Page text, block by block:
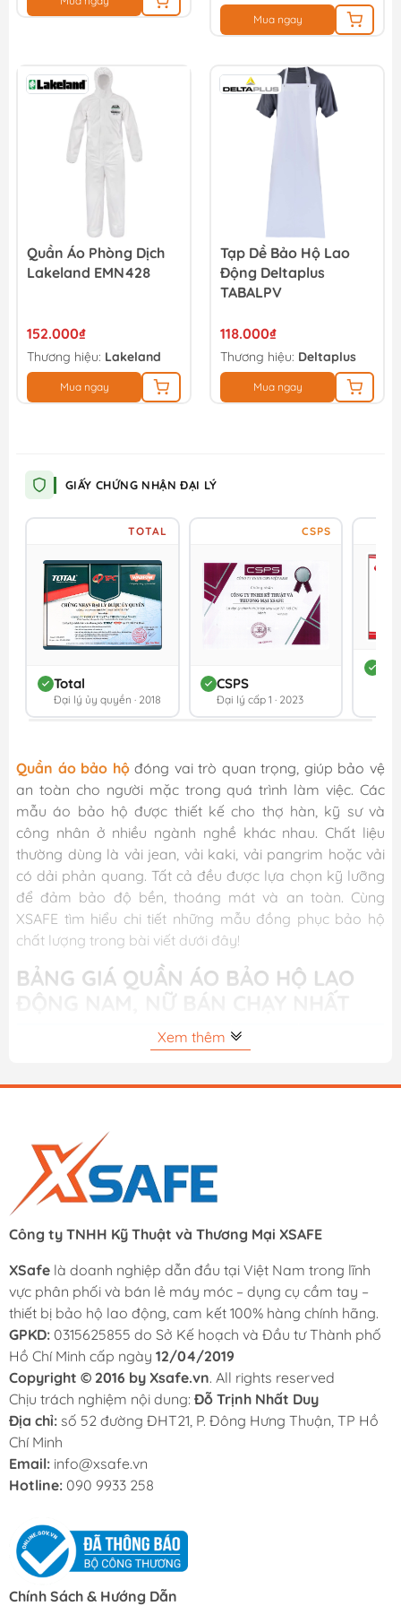
Mua ngay
Quần Áo Phòng Dịch
Lakeland EMN428
152.000₫
Thương hiệu: Lakeland
Mua ngay
Tạp Dề Bảo Hộ Lao
Động Deltaplus
TABALPV
118.000₫
Thương hiệu: Deltaplus
Mua ngay
GIẤY CHỨNG NHẬN ĐẠI LÝ
TOTAL
Total
Đại lý ủy quyền · 2018
CSPS
CSPS
Đại lý cấp 1 · 2023
Quần áo bảo hộđóng vai trò quan trọng, giúp bảo vệ
an toàn cho người mặc trong quá trình làm việc. Các
mẫu áo bảo hộ được thiết kế cho thợ hàn, kỹ sư và
công nhân ở nhiều ngành nghề khác nhau. Chất liệu
thường dùng là vải jean, vải kaki, vải pangrim hoặc vải
có dải phản quang. Tất cả đều được lựa chọn kỹ lưỡng
để đảm bảo độ bền, thoáng mát và an toàn. Cùng
XSAFE tìm hiểu chi tiết những mẫu đồng phục bảo hộ
chất lượng trong bài viết dưới đây!
BẢNG GIÁ QUẦN ÁO BẢO HỘ LAO
Thương
Quần áo chống hóa chất
ALPHATEC 3000
ANSELL ALPHATEC 4000
ANSELL 1.133.000
Lưu ý:
Giá có thể thay đổi theo từng thời điểm và chính
sách khuyến mãi của công ty.
Một số sản phẩm có nhiều kích cỡ, màu sắc hoặc
phiên bản khác nhau, giá sẽ được cập nhật theo
từng lựa chọn.
Vui lòng liên hệ trực tiếp với XSAFE để được báo
giá chi tiết và nhận tư vấn sản phẩm phù hợp.
QUẦN ÁO BẢO HỘ LAO ĐỘNG LÀ
GÌ?
Quần áo bảo hộ lao động
được thiết kế nhằm bảo vệ người lao động khỏi những
tác nhân nguy hiểm trong môi trường làm việc như bụi
Xem thêm
Công ty TNHH Kỹ Thuật và Thương Mại XSAFE
XSafe là doanh nghiệp dẫn đầu tại Việt Nam trong lĩnh
vực phân phối và bán lẻ máy móc – dụng cụ cầm tay –
thiết bị bảo hộ lao động, cam kết 100% hàng chính hãng.
GPKD: 0315625855 do Sở Kế hoạch và Đầu tư Thành phố
Hồ Chí Minh cấp ngày 12/04/2019
Copyright © 2016 by Xsafe.vn. All rights reserved
Chịu trách nghiệm nội dung: Đỗ Trịnh Nhất Duy
Địa chỉ: số 52 đường ĐHT21, P. Đông Hưng Thuận, TP Hồ
Chí Minh
Email: info@xsafe.vn
Hotline: 090 9933 258
Chính Sách & Hướng Dẫn